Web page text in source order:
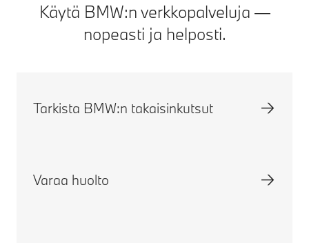
Käytä BMW:n verkkopalveluja —
nopeasti ja helposti.
Tarkista BMW:n takaisinkutsut
Varaa huolto